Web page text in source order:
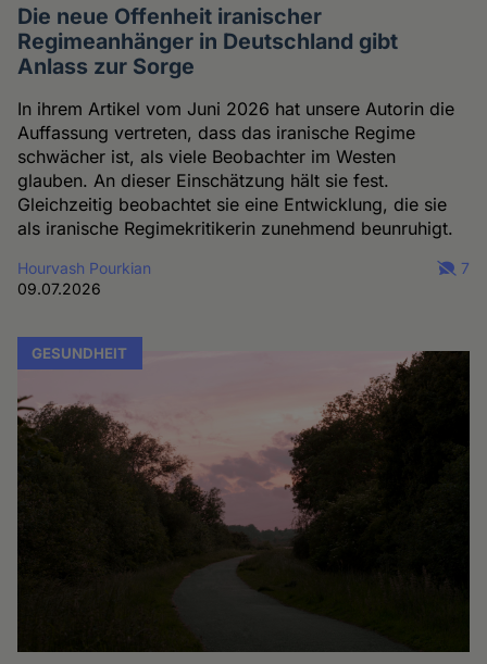
Die neue Offenheit iranischer
Regimeanhänger in Deutschland gibt
Anlass zur Sorge
In ihrem Artikel vom Juni 2026 hat unsere Autorin die
Auffassung vertreten, dass das iranische Regime
schwächer ist, als viele Beobachter im Westen
glauben. An dieser Einschätzung hält sie fest.
Gleichzeitig beobachtet sie eine Entwicklung, die sie
als iranische Regimekritikerin zunehmend beunruhigt.
Hourvash Pourkian
09.07.2026
7
GESUNDHEIT